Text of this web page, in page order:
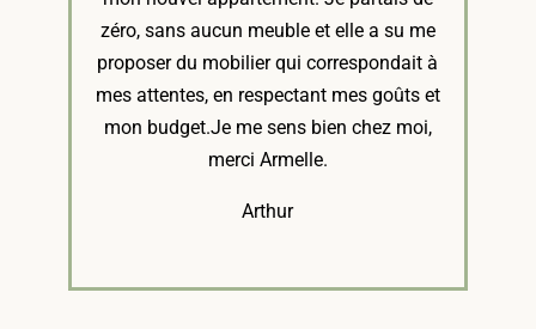
zéro, sans aucun meuble et elle a su me
proposer du mobilier qui correspondait à
mes attentes, en respectant mes goûts et
mon budget.Je me sens bien chez moi,
merci Armelle.
Arthur